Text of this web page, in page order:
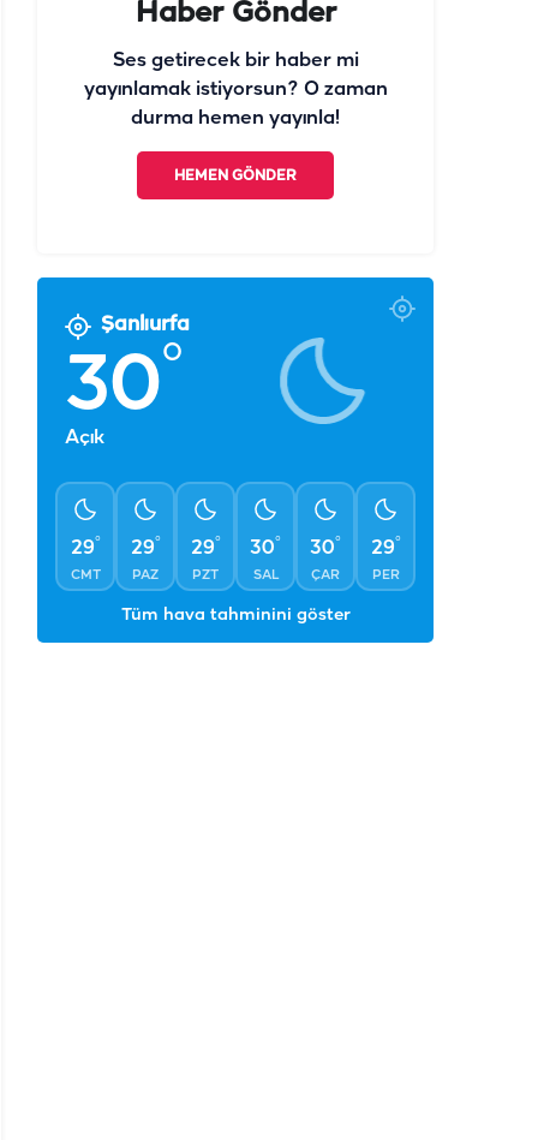
Haber Gönder
Ses getirecek bir haber mi
yayınlamak istiyorsun? O zaman
durma hemen yayınla!
HEMEN GÖNDER
Şanlıurfa
30°
Açık
29°
CMT
29°
PAZ
29°
PZT
30°
SAL
30°
ÇAR
29°
PER
Tüm hava tahminini göster